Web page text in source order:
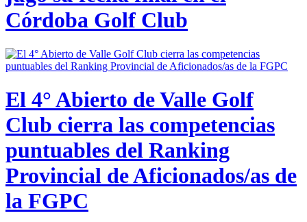
Córdoba Golf Club
El 4° Abierto de Valle Golf
Club cierra las competencias
puntuables del Ranking
Provincial de Aficionados/as de
la FGPC